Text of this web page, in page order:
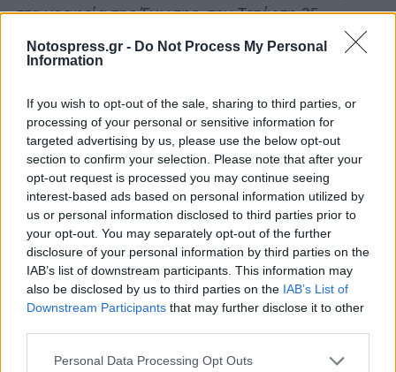
Notospress.gr - Do Not Process My Personal
Information
If you wish to opt-out of the sale, sharing to third parties, or
processing of your personal or sensitive information for
targeted advertising by us, please use the below opt-out
section to confirm your selection. Please note that after your
opt-out request is processed you may continue seeing
interest-based ads based on personal information utilized by
us or personal information disclosed to third parties prior to
your opt-out. You may separately opt-out of the further
disclosure of your personal information by third parties on the
IAB’s list of downstream participants. This information may
also be disclosed by us to third parties on the IAB’s List of
Downstream Participants that may further disclose it to other
Personal Data Processing Opt Outs
στα γραφεία της Ένωσης, την Τετάρτη 25
Σεπτεμβρίου 2019 και ώρα 12:30. Η προθεσμία
υποβολής δηλώσεων συμμετοχής στα
20 Σεπτεμβρίου 2019.